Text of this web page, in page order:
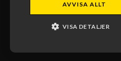
AVVISA ALLT
VISA DETALJER